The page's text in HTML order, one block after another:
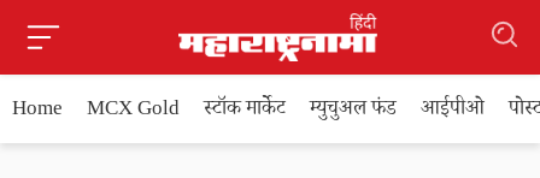
Home MCX Gold स्टॉक मार्केट म्युचुअल फंड आईपीओ